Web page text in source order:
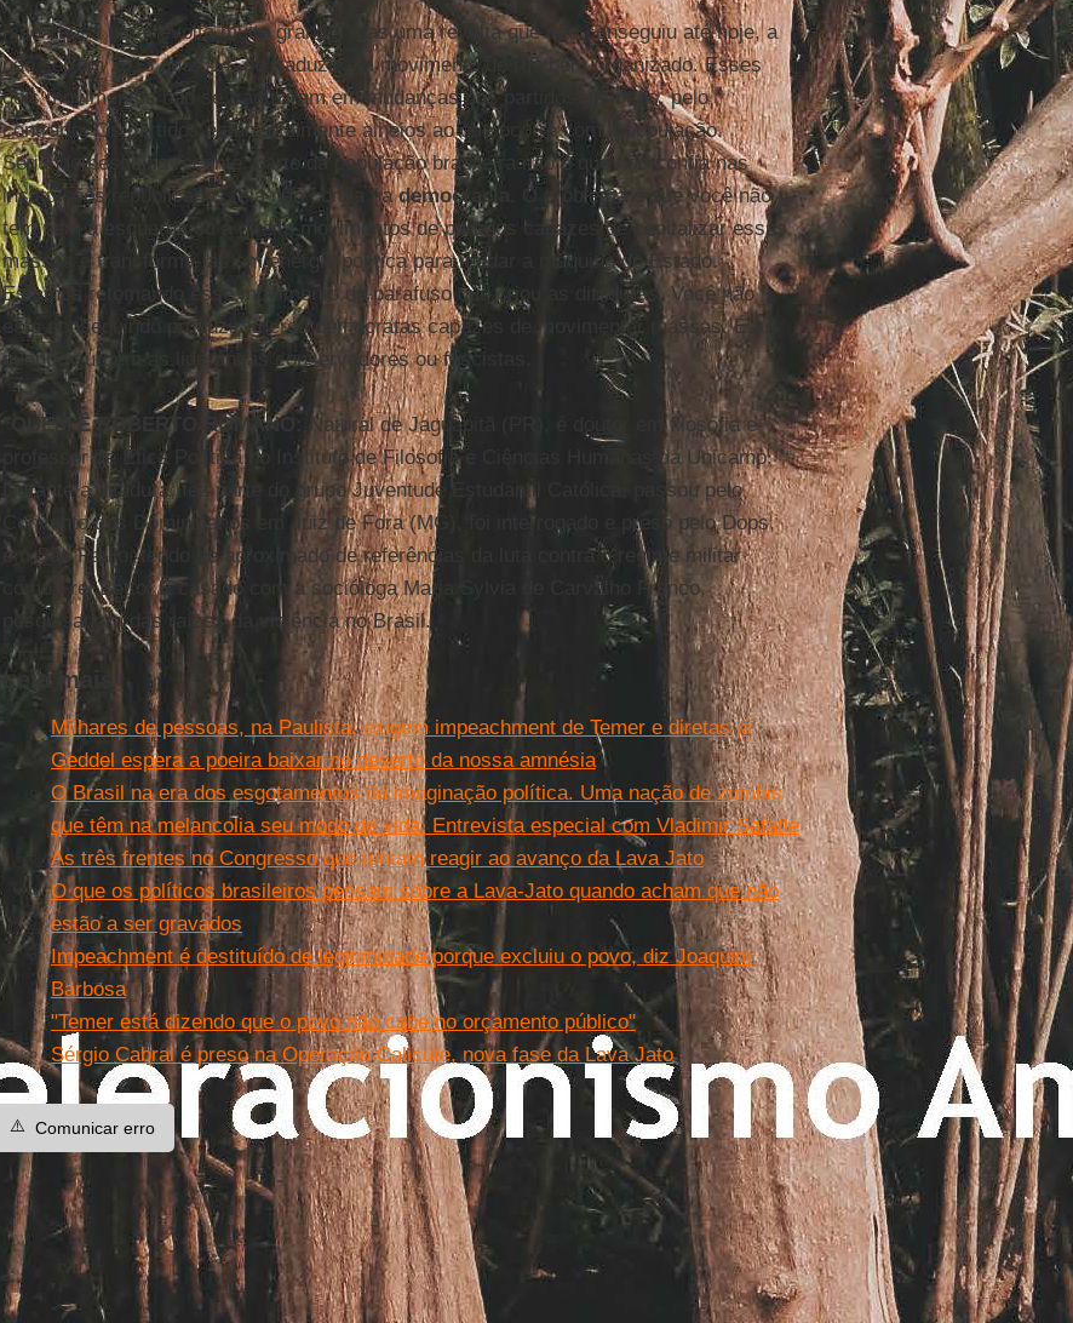
Isso causa uma revolta muito grande, mas uma revolta que não conseguiu até hoje, a
não ser em 2013 ou 2014, se traduzir em movimento de rua bem organizado. Esses
dois movimentos não se traduziram em mudanças nos partidos políticos, pelo
contrário. Os partidos estão totalmente alheios ao que ocorre com a população.
Segundo pesquisa recente, parte da população brasileira não é que não confia nas
instituições republicanas, ela não confia nademocracia
. O problema é que você não
tem nem à esquerda ou à direita movimentos de partidos capazes de capitalizar essas
massas e transformá-las em energia política para mudar a máquina do Estado.
Estamos retomando esse movimento do parafuso que criou as ditaduras. Você não
está conseguindo produzir líderes democratas capazes de movimentar massas. É aí
quando surgem as lideranças conservadores ou fascistas.
*QUEM É ROBERTO ROMANO:
Natural de Jaguapitã (PR), é doutor em filosofia e
professor de Ética Política no Instituto de Filosofia e Ciências Humanas da Unicamp.
Durante a ditadura, fez parte do grupo Juventude Estudantil Católica, passou pelo
Convento dos Dominicanos em Juiz de Fora (MG), foi interrogado e preso pelo Dops,
em São Paulo, tendo se aproximado de referências da luta contra o regime militar
como Frei Betto. É casado com a socióloga Maria Sylvia de Carvalho Franco,
pesquisadora das raízes da violência no Brasil.
Leia mais
Milhares de pessoas, na Paulista, exigem impeachment de Temer e diretas já
Geddel espera a poeira baixar no deserto da nossa amnésia
O Brasil na era dos esgotamentos da imaginação política. Uma nação de zumbis
que têm na melancolia seu modo de vida. Entrevista especial com Vladimir Safatle
As três frentes no Congresso que tentam reagir ao avanço da Lava Jato
O que os políticos brasileiros pensam sobre a Lava-Jato quando acham que não
estão a ser gravados
Impeachment é destituído de legitimidade porque excluiu o povo, diz Joaquim
Barbosa
"Temer está dizendo que o povo não cabe no orçamento público"
Sérgio Cabral é preso na Operação Calicute, nova fase da Lava Jato
⚠️ Comunicar erro